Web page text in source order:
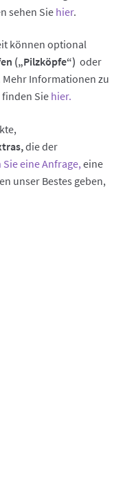
sehen Sie hier.
können optional
(„Pilzköpfe“) oder
Mehr Informationen zu
Sie hier.
die der
eine Anfrage,eine
unser Bestes geben,